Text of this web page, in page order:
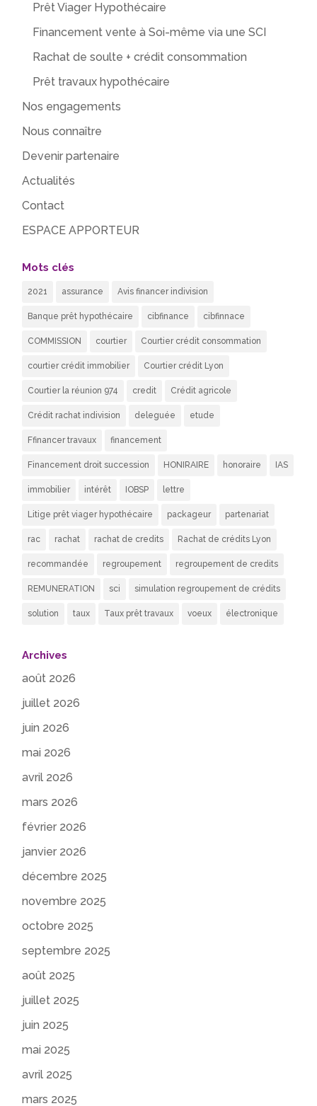
Prêt Viager Hypothécaire
Financement vente à Soi-même via une SCI
Rachat de soulte + crédit consommation
Prêt travaux hypothécaire
Nos engagements
Nous connaître
Devenir partenaire
Actualités
Contact
ESPACE APPORTEUR
Mots clés
2021 assurance Avis financer indivision
Banque prêt hypothécaire cibfinance cibfinnace
COMMISSION courtier Courtier crédit consommation
courtier crédit immobilier Courtier crédit Lyon
Courtier la réunion 974 credit Crédit agricole
Crédit rachat indivision deleguée etude
Ffinancer travaux financement
Financement droit succession HONIRAIRE honoraire IAS
immobilier intérêt IOBSP lettre
Litige prêt viager hypothécaire packageur partenariat
rac rachat rachat de credits Rachat de crédits Lyon
recommandée regroupement regroupement de credits
REMUNERATION sci simulation regroupement de crédits
solution taux Taux prêt travaux voeux électronique
Archives
août 2026
juillet 2026
juin 2026
mai 2026
avril 2026
mars 2026
février 2026
janvier 2026
décembre 2025
novembre 2025
octobre 2025
septembre 2025
août 2025
juillet 2025
juin 2025
mai 2025
avril 2025
mars 2025